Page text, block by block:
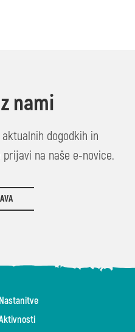
nami
dogodkih in
prijavi na naše e-novice.
Nastanitve